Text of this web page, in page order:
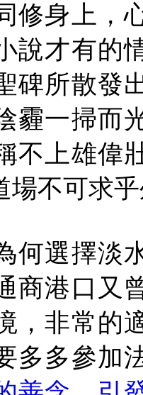
修身上，
說才有的
碑所散發
霾一掃而
不上雄偉
場不可求
何選擇淡
商港口又
，非常的
多多參加